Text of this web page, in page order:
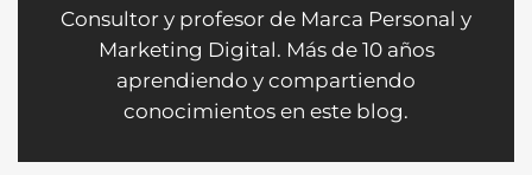
Consultor y profesor de Marca Personal y
Marketing Digital. Más de 10 años
aprendiendo y compartiendo
conocimientos en este blog.